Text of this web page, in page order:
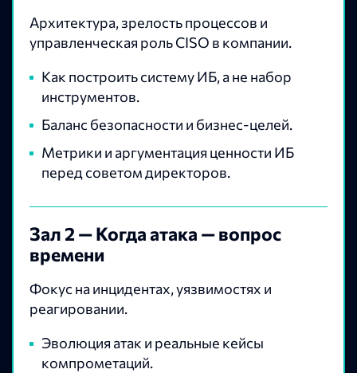
Архитектура, зрелость процессов и
управленческая роль CISO в компании.
Как построить систему ИБ, а не набор
инструментов.
Баланс безопасности и бизнес-целей.
Метрики и аргументация ценности ИБ
перед советом директоров.
Зал 2 — Когда атака — вопрос
времени
Фокус на инцидентах, уязвимостях и
реагировании.
Эволюция атак и реальные кейсы
компрометаций.